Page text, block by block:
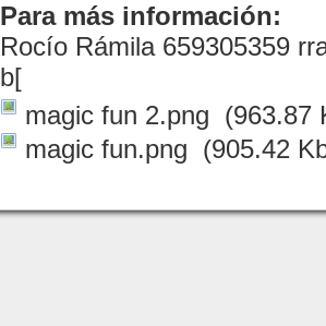
Para más información:
Rocío Rámila 659305359
b[
magic fun 2.png (963.87
magic fun.png (905.42